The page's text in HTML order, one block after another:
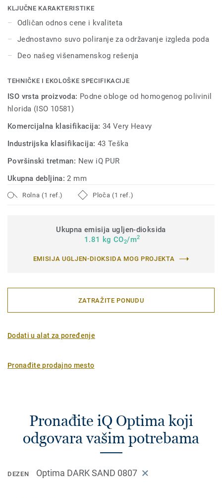
jednostavno suvo poliranje je dovoljno da pod povrati
prvobitan izgled.
KLJUČNE KARAKTERISTIKE
Odličan odnos cene i kvaliteta
Jednostavno suvo poliranje za održavanje izgleda poda
Deo našeg višenamenskog rešenja
TEHNIČKE I EKOLOŠKE SPECIFIKACIJE
ISO vrsta proizvoda: Podne obloge od homogenog polivinil
hlorida (ISO 10581)
Komercijalna klasifikacija: 34 Very Heavy
Industrijska klasifikacija: 43 Teška
Površinski tretman: New iQ PUR
Ukupna debljina:2 mm
Rolna (1 ref.) Ploča (1 ref.)
Ukupna emisija ugljen-dioksida
1.81 kg CO2/m2
EMISIJA UGLJEN-DIOKSIDA MOG PROJEKTA
ZATRAŽITE PONUDU
Dodati u alat za poređenje
Pronađite prodajno mesto
Pronađite iQ Optima koji
odgovara vašim potrebama
DEZEN Optima DARK SAND 0807